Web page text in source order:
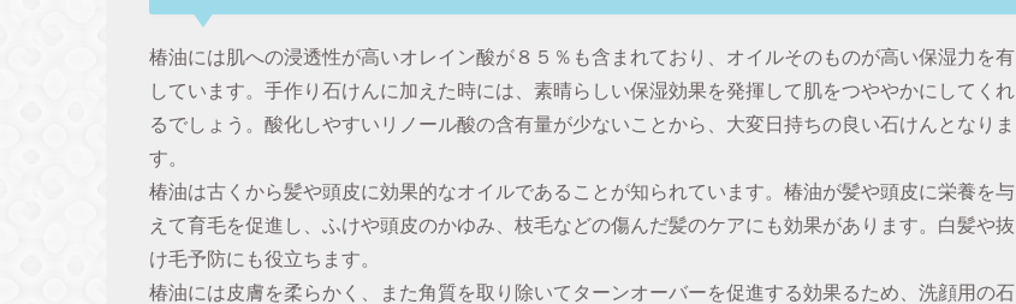
椿油には肌への浸透性が高いオレイン酸が８５％も含まれており、オイルそのものが高い保湿力を有
しています。手作り石けんに加えた時には、素晴らしい保湿効果を発揮して肌をつややかにしてくれ
るでしょう。酸化しやすいリノール酸の含有量が少ないことから、大変日持ちの良い石けんとなりま
す。
椿油は古くから髪や頭皮に効果的なオイルであることが知られています。椿油が髪や頭皮に栄養を与
えて育毛を促進し、ふけや頭皮のかゆみ、枝毛などの傷んだ髪のケアにも効果があります。白髪や抜
け毛予防にも役立ちます。
椿油には皮膚を柔らかく、また角質を取り除いてターンオーバーを促進する効果るため、洗顔用の石